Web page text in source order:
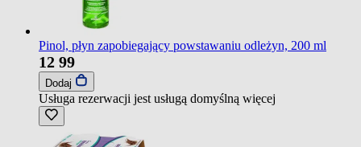
Pinol, płyn zapobiegający powstawaniu odleżyn, 200 ml
12 99
Dodaj
Usługa rezerwacji jest usługą domyślną więcej